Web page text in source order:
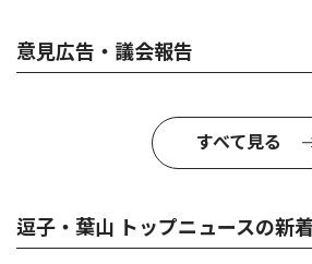
意見広告・議会報告
すべて見る
逗子・葉山 トップニュースの新